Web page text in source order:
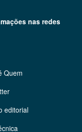
nas redes
Quem
editorial